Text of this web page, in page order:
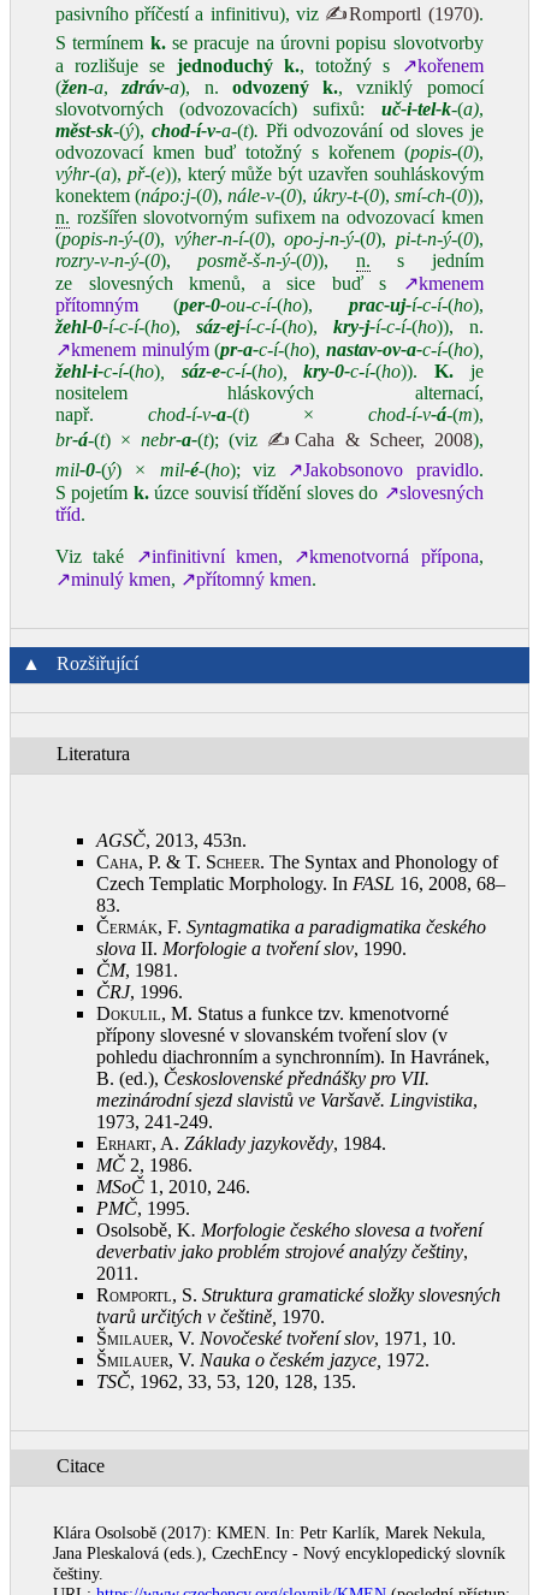
pasivního příčestí a infinitivu), viz ✍Romportl (1970).
S termínem k.se pracuje na úrovni popisu slovotvorby
a rozlišuje se jednoduchý k., totožný s
↗kořenem
(žen‑a,zdráv‑a), n. odvozený k., vzniklý pomocí
slovotvorných (odvozovacích) sufixů: uč‑i‑tel‑k‑(a),
měst‑sk‑(ý), chod‑í‑v‑a‑(t). Při odvozování od sloves je
odvozovací kmen buď totožný s kořenem (popis‑(0),
výhr‑(a), př‑(e)), který může být uzavřen souhláskovým
konektem (nápo:j‑(0),nále‑v‑(0), úkry‑t‑(0), smí‑ch‑(0)),
n. rozšířen slovotvorným sufixem na odvozovací kmen
(popis‑n‑ý‑(0), výher‑n‑í‑(0),opo‑j‑n‑ý‑(0), pi‑t‑n‑ý‑(0),
rozry‑v‑n‑ý‑(0),posmě‑š‑n‑ý‑(0)), n. s jedním
ze slovesných kmenů, a sice buď s
↗kmenem
přítomným (per‑0‑ou‑c‑í‑(ho), prac‑uj‑í‑c‑í‑(ho),
žehl‑0‑í‑c‑í‑(ho), sáz‑ej‑í‑c‑í‑(ho), kry‑j‑í‑c‑í‑(ho)), n.
↗kmenem minulým(pr‑a‑c‑í‑(ho) nastav‑ov‑a‑c‑í‑(ho),
žehl‑i‑c‑í‑(ho) sáz‑e‑c‑í‑(ho), kry‑0‑c‑í‑(ho)).K. je
nositelem hláskových alternací,
např. chod‑í‑v‑a‑(t) × chod‑í‑v‑á‑(m),
br‑á‑(t) ×nebr‑a‑(t); (viz ✍Caha & Scheer, 2008),
mil‑0‑(ý) × mil‑é‑(ho); viz ↗Jakobsonovo pravidlo.
S pojetím k.úzce souvisí třídění sloves do ↗slovesných
tříd.
Viz také ↗infinitivní kmen, ↗kmenotvorná přípona,
↗minulý kmen, ↗přítomný kmen.
▲ Rozšiřující
Literatura
AGSČ, 2013, 453n.
Caha, P. & T. Scheer. The Syntax and Phonology of
Czech Templatic Morphology. In FASL 16, 2008, 68–
83.
Čermák, F. Syntagmatika a paradigmatika českého
slova II. Morfologie a tvoření slov, 1990.
ČM, 1981 .
ČRJ, 1996.
Dokulil, M. Status a funkce tzv. kmenotvorné
přípony slovesné v slovanském tvoření slov (v
pohledu diachronním a synchronním). In Havránek,
B. (ed.), Československé přednášky pro VII.
mezinárodní sjezd slavistů ve Varšavě. Lingvistika,
1973, 241‑249.
Erhart, A. Základy jazykovědy, 1984.
MČ 2, 1986.
MSoČ 1, 2010, 246.
PMČ, 1995.
Osolsobě, K. Morfologie českého slovesa a tvoření
deverbativ jako problém strojové analýzy češtiny,
2011 .
Romportl, S. Struktura gramatické složky slovesných
tvarů určitých v češtině, 1970.
Šmilauer, V. Novočeské tvoření slov, 1971, 10.
Šmilauer, V. Nauka o českém jazyce, 1972.
TSČ, 1962, 33, 53, 120, 128, 135.
Citace
Klára Osolsobě (2017): KMEN. In: Petr Karlík, Marek Nekula,
Jana Pleskalová (eds.), CzechEncy - Nový encyklopedický slovník
češtiny.